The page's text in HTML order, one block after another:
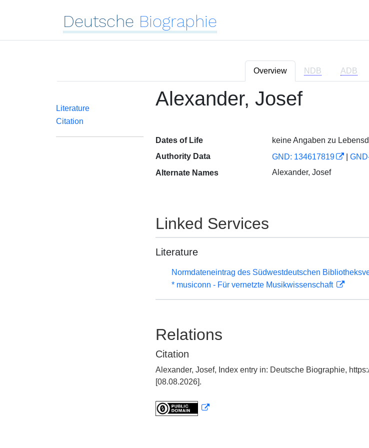
Deutsche Biographie
Overview NDB ADB
Literature
Citation
Alexander, Josef
Dates of Life
keine Angaben zu
Authority Data
GND: 134617819
Alternate Names
Alexander, Josef
Linked Services
Literature
Normdateneintrag des Südwestdeutschen
* musiconn - Für vernetzte Musikwissenschaft
Relations
Citation
Alexander, Josef, Index entry in: Deutsche Biographie,
[08.08.2026].